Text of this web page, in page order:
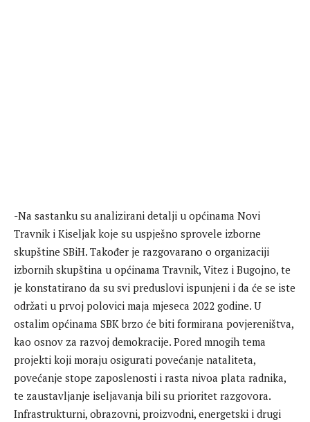
-Na sastanku su analizirani detalji u općinama Novi
Travnik i Kiseljak koje su uspješno sprovele izborne
skupštine SBiH. Također je razgovarano o organizaciji
izbornih skupština u općinama Travnik, Vitez i Bugojno, te
je konstatirano da su svi preduslovi ispunjeni i da će se iste
održati u prvoj polovici maja mjeseca 2022 godine. U
ostalim općinama SBK brzo će biti formirana povjereništva,
kao osnov za razvoj demokracije. Pored mnogih tema
projekti koji moraju osigurati povećanje nataliteta,
povećanje stope zaposlenosti i rasta nivoa plata radnika,
te zaustavljanje iseljavanja bili su prioritet razgovora.
Infrastrukturni, obrazovni, proizvodni, energetski i drugi